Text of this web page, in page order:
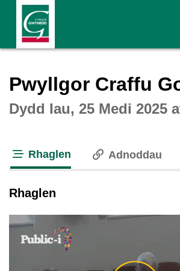
Pwyllgor Craffu
Dydd Iau, 25 Medi 2025
Rhaglen Adnoddau
Rhaglen